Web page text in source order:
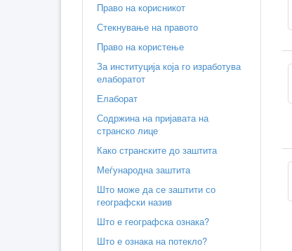
Право на корисникот
Стекнување на правото
Право на користење
За институција која го изработува
елаборатот
Елаборат
Содржина на пријавата на
странско лице
Како странските до заштита
Меѓународна заштита
Што може да се заштити со
географски назив
Што е географска ознака?
Што е ознака на потекло?